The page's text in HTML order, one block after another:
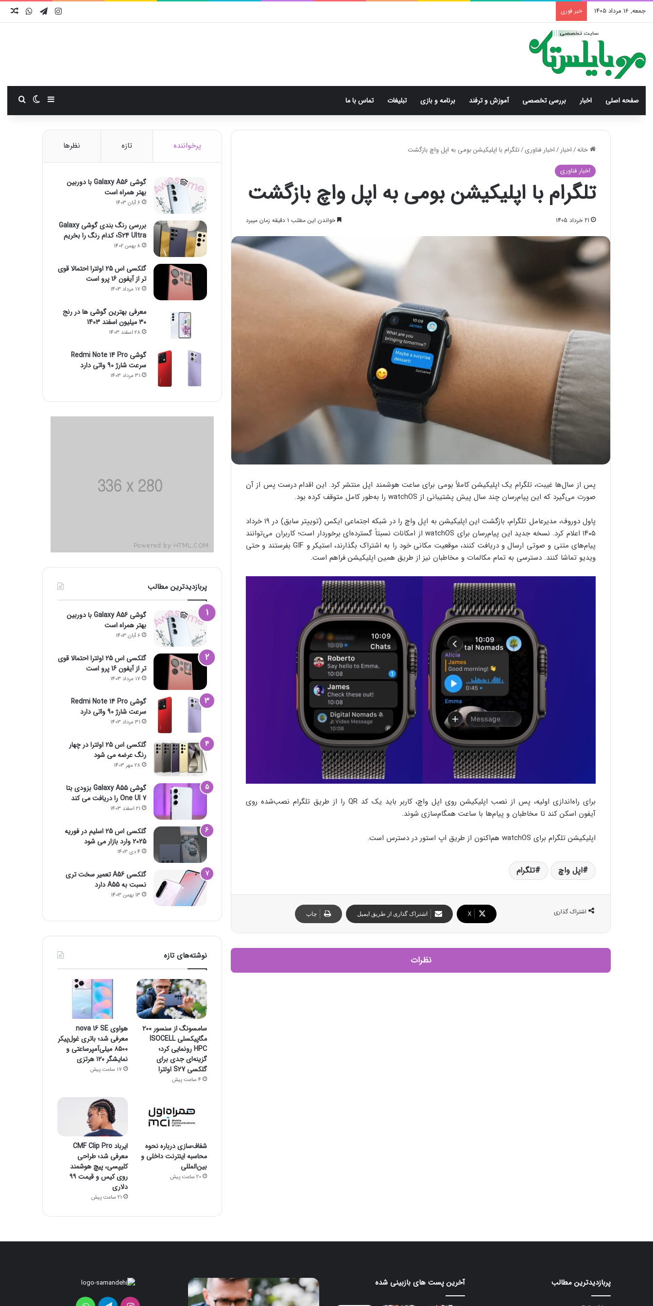
جمعه, 16 مرداد 1405 خبر فوری اینستاگرام
تلگرام واتس
صفحه اصلی اخبار بررسی‌ تخصصی آموزش و ترفند برنامه و بازی تبلیغات تماس با ما سایدبارتغییر
خانه/اخبار/اخبار فناوری/تلگرام با اپلیکیشن بومی به اپل واچ بازگشت
اخبار فناوری
تلگرام با اپلیکیشن بومی به اپل واچ بازگشت
21 خرداد 1405 خواندن این مطلب 1 دقیقه زمان میبرد
پس از سال‌ها غیبت، تلگرام یک اپلیکیشن کاملاً بومی برای ساعت هوشمند اپل منتشر کرد. این اقدام درست پس از آن
صورت می‌گیرد که این پیام‌رسان چند سال پیش پشتیبانی از watchOS را به‌طور کامل متوقف کرده بود.
پاول دوروف، مدیرعامل تلگرام، بازگشت این اپلیکیشن به اپل واچ را در شبکه اجتماعی ایکس (توییتر سابق) در ۱۹ خرداد
۱۴۰۵ اعلام کرد. نسخه جدید این پیام‌رسان برای watchOS از امکانات نسبتاً گسترده‌ای برخوردار است؛ کاربران می‌توانند
پیام‌های متنی و صوتی ارسال و دریافت کنند، موقعیت مکانی خود را به اشتراک بگذارند، استیکر و GIF بفرستند و حتی
ویدیو تماشا کنند. دسترسی به تمام مکالمات و مخاطبان نیز از طریق همین اپلیکیشن فراهم است.
برای راه‌اندازی اولیه، پس از نصب اپلیکیشن روی اپل واچ، کاربر باید یک کد QR را از طریق تلگرام نصب‌شده روی
آیفون اسکن کند تا مخاطبان و پیام‌ها با ساعت همگام‌سازی شوند.
اپلیکیشن تلگرام برای watchOS هم‌اکنون از طریق اپ استور در دسترس است.
اپل واچ تلگرام
اشتراک گذاری X اشتراک گذاری از طریق ایمیل چاپ
نظرات
پرخواننده تازه نظرها
گوشی Galaxy A56 با دوربین
بهتر همراه است
6 آبان 1403
بررسی رنگ بندی گوشی Galaxy
S24 Ultra؛ کدام رنگ را بخریم
8 بهمن 1402
گلکسی اس 25 اولترا احتمالا قوی
تر از آیفون 16 پرو است
17 مرداد 1403
معرفی بهترین گوشی ها در رنج
۳۰ میلیون اسفند 1403
28 اسفند 1403
گوشی Redmi Note 14 Pro
سرعت شارژ 90 واتی دارد
31 مرداد 1403
پربازدیدترین مطالب
گوشی Galaxy A56 با دوربین
بهتر همراه است
6 آبان 1403
گلکسی اس 25 اولترا احتمالا قوی
تر از آیفون 16 پرو است
17 مرداد 1403
گوشی Redmi Note 14 Pro
سرعت شارژ 90 واتی دارد
31 مرداد 1403
گلکسی اس 25 اولترا در چهار
رنگ عرضه می شود
28 مهر 1403
گوشی Galaxy A55 بزودی بتا
One UI 7 را دریافت می کند
21 اسفند 1403
گلکسی اس 25 اسلیم در فوریه
2025 وارد بازار می شود
4 دی 1403
گلکسی A56 تعمیر سخت تری
نسبت به A55 دارد
13 بهمن 1403
نوشته‌های تازه
سامسونگ از سنسور ۲۰۰
مگاپیکسلی ISOCELL
HPC رونمایی کرد؛
گزینه‌ای جدی برای
گلکسی S27 اولترا
4 ساعت پیش
هواوی nova 16 SE
معرفی شد؛ باتری غول‌پیکر
۸۵۰۰ میلی‌آمپرساعتی و
نمایشگر ۱۲۰ هرتزی
17 ساعت پیش
شفاف‌سازی درباره نحوه
محاسبه اینترنت داخلی و
بین‌المللی
20 ساعت پیش
ایرباد CMF Clip Pro
معرفی شد؛ طراحی
کلیپسی، پیچ هوشمند
روی کیس و قیمت ۹۹
دلاری
21 ساعت پیش
پربازدیدترین مطالب آخرین پست های بازبینی شده
پایان
ردمی
K100
Pro
سامسونگ
از
سنسور